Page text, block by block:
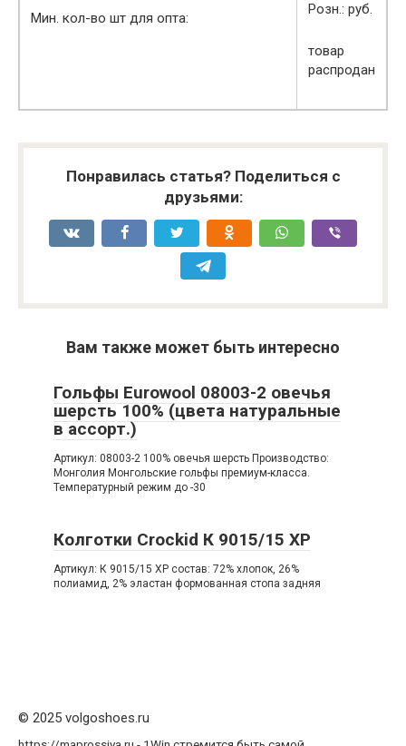
Мин. кол-во шт для опта:
Розн.: руб.
товар
распродан
Понравилась статья? Поделиться с
друзьями:
Вам также может быть интересно
Гольфы Eurowool 08003-2 овечья
шерсть 100% (цвета натуральные
в ассорт.)
Артикул: 08003-2 100% овечья шерсть Производство:
Монголия Монгольские гольфы премиум-класса.
Температурный режим до -30
Колготки Crockid К 9015/15 ХР
Артикул: К 9015/15 ХР состав: 72% хлопок, 26%
полиамид, 2% эластан формованная стопа задняя
© 2025 volgoshoes.ru